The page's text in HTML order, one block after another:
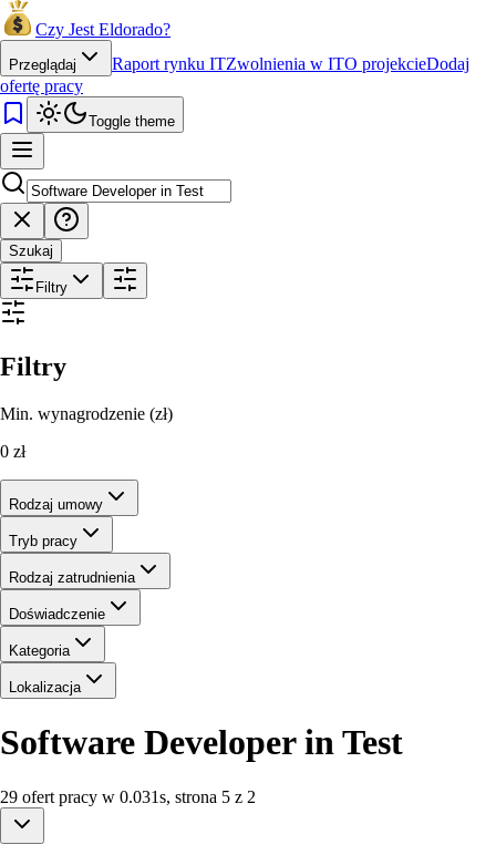
Czy Jest Eldorado?
Przeglądaj Raport rynku ITZwolnienia w ITO projekcieDodaj
ofertę pracy
Toggle theme
Szukaj
Filtry
Filtry
Min. wynagrodzenie (zł)
0 zł
Rodzaj umowy
Tryb pracy
Rodzaj zatrudnienia
Doświadczenie
Kategoria
Lokalizacja
Software Developer in Test
29 ofert pracy w 0.031s, strona 5 z 2